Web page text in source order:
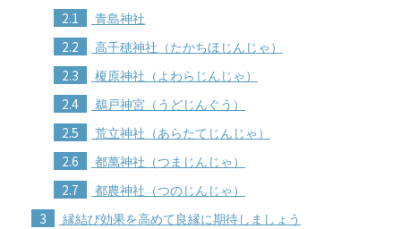
2.1 青島神社
2.2 高千穂神社（たかちほじんじゃ）
2.3 榎原神社（よわらじんじゃ）
2.4 鵜戸神宮（うどじんぐう）
2.5 荒立神社（あらたてじんじゃ）
2.6 都萬神社（つまじんじゃ）
2.7 都農神社（つのじんじゃ）
3 縁結び効果を高めて良縁に期待しましょう